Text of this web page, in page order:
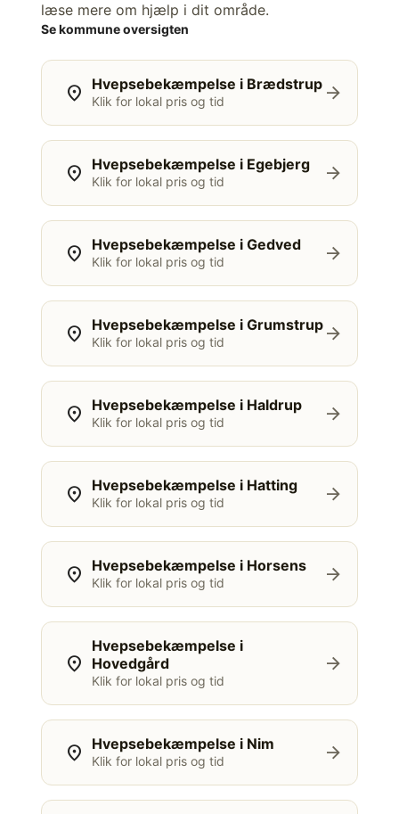
læse mere om hjælp i dit område.
Se kommune oversigten
location_on Hvepsebekæmpelse i Brædstrup
Klik for lokal pris og tid arrow_forward
location_on Hvepsebekæmpelse i Egebjerg
Klik for lokal pris og tid arrow_forward
location_on Hvepsebekæmpelse i Gedved
Klik for lokal pris og tid arrow_forward
location_on Hvepsebekæmpelse i Grumstrup
Klik for lokal pris og tid arrow_forward
location_on Hvepsebekæmpelse i Haldrup
Klik for lokal pris og tid arrow_forward
location_on Hvepsebekæmpelse i Hatting
Klik for lokal pris og tid arrow_forward
location_on Hvepsebekæmpelse i Horsens
Klik for lokal pris og tid arrow_forward
location_on
Hvepsebekæmpelse i
Hovedgård
Klik for lokal pris og tid
arrow_forward
location_on Hvepsebekæmpelse i Nim
Klik for lokal pris og tid arrow_forward